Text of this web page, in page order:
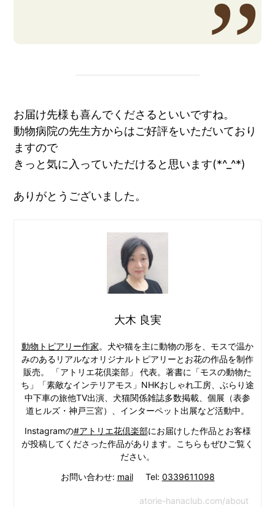
お届け先様も喜んでくださるといいですね。
動物病院の先生方からはご好評をいただいており
ますので
きっと気に入っていただけると思います(*^_^*)
ありがとうございました。
大木 良実
動物トピアリー作家。犬や猫を主に動物の形を、モスで温か
みのあるリアルなオリジナルトピアリーとお花の作品を制作
販売。 「アトリエ花倶楽部」 代表。著書に「モスの動物た
ち」「素敵なインテリアモス」NHKおしゃれ工房、ぶらり途
中下車の旅他TV出演、犬猫関係雑誌多数掲載、個展（表参
道ヒルズ・神戸三宮）、インターペット出展など活動中。
Instagramの#アトリエ花倶楽部にお届けした作品とお客様
が投稿してくださった作品があります。こちらもぜひご覧く
ださい。
お問い合わせ: mailTel: 0339611098
atorie-hanaclub.com/about